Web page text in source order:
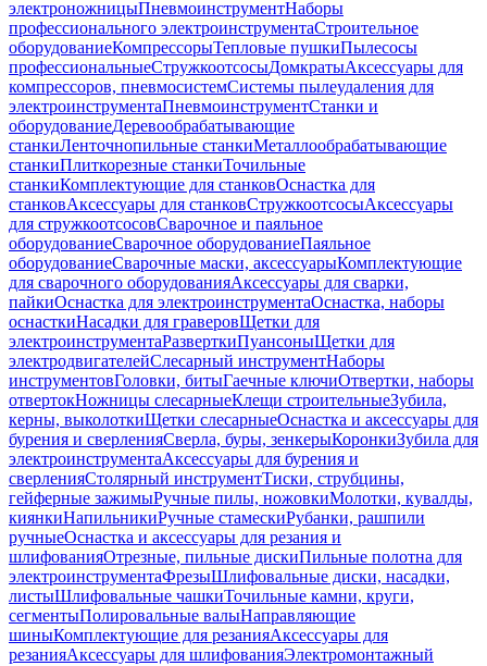
электроножницыПневмоинструментНаборы
профессионального электроинструментаСтроительное
оборудованиеКомпрессорыТепловые пушкиПылесосы
профессиональныеСтружкоотсосыДомкратыАксессуары для
компрессоров, пневмосистемСистемы пылеудаления для
электроинструментаПневмоинструментСтанки и
оборудованиеДеревообрабатывающие
станкиЛенточнопильные станкиМеталлообрабатывающие
станкиПлиткорезные станкиТочильные
станкиКомплектующие для станковОснастка для
станковАксессуары для станковСтружкоотсосыАксессуары
для стружкоотсосовСварочное и паяльное
оборудованиеСварочное оборудованиеПаяльное
оборудованиеСварочные маски, аксессуарыКомплектующие
для сварочного оборудованияАксессуары для сварки,
пайкиОснастка для электроинструментаОснастка, наборы
оснасткиНасадки для граверовЩетки для
электроинструментаРазверткиПуансоныЩетки для
электродвигателейСлесарный инструментНаборы
инструментовГоловки, битыГаечные ключиОтвертки, наборы
отвертокНожницы слесарныеКлещи строительныеЗубила,
керны, выколоткиЩетки слесарныеОснастка и аксессуары для
бурения и сверленияСверла, буры, зенкерыКоронкиЗубила для
электроинструментаАксессуары для бурения и
сверленияСтолярный инструментТиски, струбцины,
гейферные зажимыРучные пилы, ножовкиМолотки, кувалды,
киянкиНапильникиРучные стамескиРубанки, рашпили
ручныеОснастка и аксессуары для резания и
шлифованияОтрезные, пильные дискиПильные полотна для
электроинструментаФрезыШлифовальные диски, насадки,
листыШлифовальные чашкиТочильные камни, круги,
сегментыПолировальные валыНаправляющие
шиныКомплектующие для резанияАксессуары для
резанияАксессуары для шлифованияЭлектромонтажный